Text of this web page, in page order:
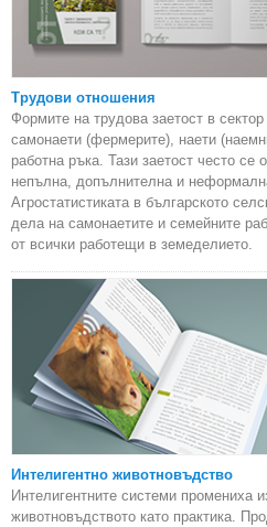
Трудови отношения
Формите на трудова заетост в
самонаети (фермерите), наети
работна ръка. Тази заетост често се
непълна, допълнителна и
Агростатистиката в българското
дела на самонаетите и семейните
от всички работещи в земеделието.
Интелигентно животновъдство
Интелигентните системи промениха
животновъдството като практика.